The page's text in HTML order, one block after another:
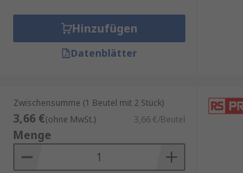
Hinzufügen
Datenblätter
Zwischensumme (1 Beutel mit 2 Stück)
3,66 €(ohne MwSt.) 3,66 €/Beutel
Menge